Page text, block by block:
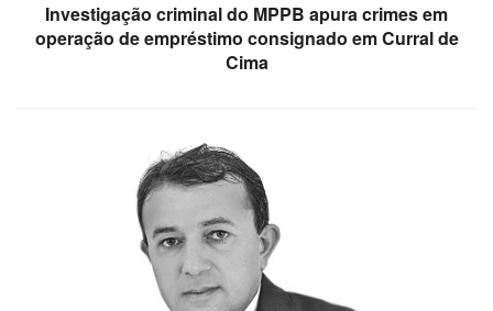
Investigação criminal do MPPB apura crimes em
operação de empréstimo consignado em Curral de
Cima